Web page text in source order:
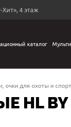
4 этаж
каталог
очки для охоты и
BY